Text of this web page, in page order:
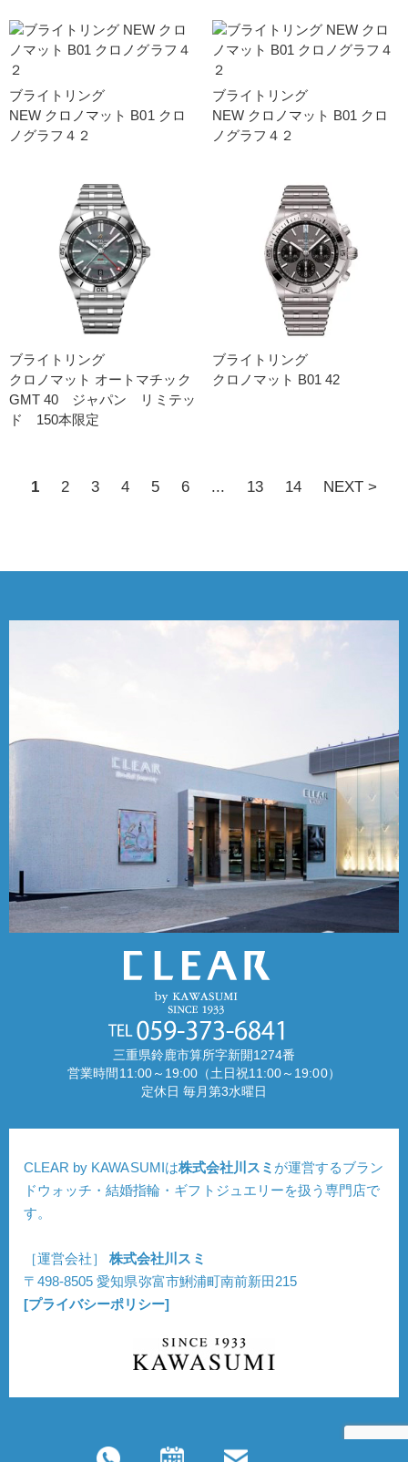
ブライトリング
NEW クロノマット B01 クロ
ノグラフ４２
ブライトリング
NEW クロノマット B01 クロ
ノグラフ４２
ブライトリング
クロノマット オートマチック
GMT 40 ジャパン リミテッ
ド 150本限定
ブライトリング
クロノマット B01 42
1 2 3 4 5 6 ... 13 14 NEXT >
三重県鈴鹿市算所字新開1274番
営業時間11:00～19:00（土日祝11:00～19:00）
定休日 毎月第3水曜日
CLEAR by KAWASUMIは株式会社川スミ が運営するブラン
ドウォッチ・結婚指輪・ギフトジュエリーを扱う専門店で
す。
［運営会社］株式会社川スミ
〒498-8505 愛知県弥富市鯏浦町南前新田215
[プライバシーポリシー]
Copyright © CLEAR. All Rights Reserved.